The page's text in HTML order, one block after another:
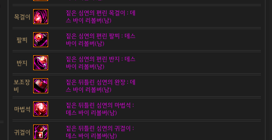
목걸이
짙은 심연의 편린 목걸이 : 데
스 바이 리볼버(남)
팔찌
짙은 심연의 편린 팔찌 : 데스
바이 리볼버(남)
반지
짙은 심연의 편린 반지 : 데스
바이 리볼버(남)
보조장
비
짙은 뒤틀린 심연의 완장 : 데
스 바이 리볼버(남)
마법석
짙은 뒤틀린 심연의 마법석 :
데스 바이 리볼버(남)
귀걸이
짙은 뒤틀린 심연의 귀걸이 :
데스 바이 리볼버(남)